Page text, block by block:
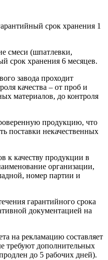
срок хранения 1
смеси (шпатлевки,
срок хранения 6 месяцев.
завода проходит
качества – от проб и
материалов, до контроля
продукцию, что
поставки некачественных
к качеству продукции в
организации,
номер партии и
гарантийного срока
документацией на
на рекламацию составляет
требуют дополнительных
до 5 рабочих дней).